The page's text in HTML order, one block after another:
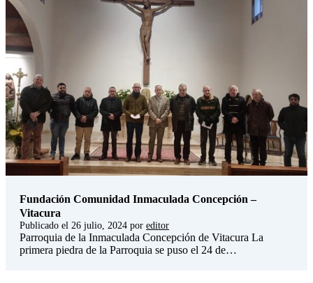
Fundación Comunidad Inmaculada Concepción –
Vitacura
Publicado el 26 julio, 2024 por editor
Parroquia de la Inmaculada Concepción de Vitacura La
primera piedra de la Parroquia se puso el 24 de…